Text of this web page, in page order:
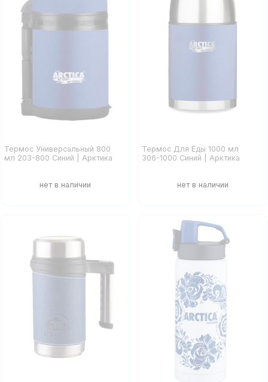
Термос Универсальный 800
мл 203-800 Синий | Арктика
Термос Для Еды 1000 мл
306-1000 Синий | Арктика